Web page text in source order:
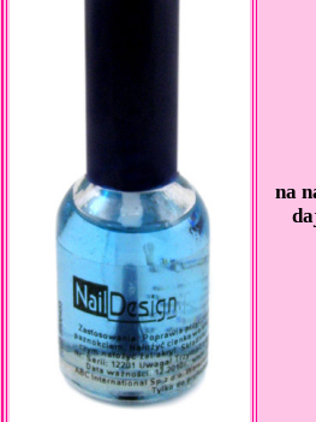
na